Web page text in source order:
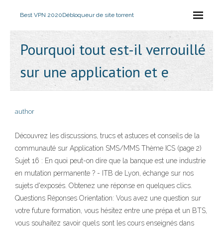
Best VPN 2020Débloqueur de site torrent
Pourquoi tout est-il verrouillé
sur une application et e
author
Découvrez les discussions, trucs et astuces et conseils de la
communauté sur Application SMS/MMS Thème ICS (page 2)
Sujet 16 : En quoi peut-on dire que la banque est une industrie
en mutation permanente ? - ITB de Lyon, échange sur nos
sujets d'exposés. Obtenez une réponse en quelques clics.
Questions Réponses Orientation: Vous avez une question sur
votre future formation, vous hésitez entre une prépa et un BTS,
vous souhaitez savoir quels sont les cours enseignés dans